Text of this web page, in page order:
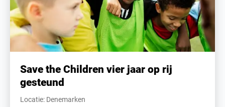
Save the Children vier jaar op rij
gesteund
Locatie: Denemarken